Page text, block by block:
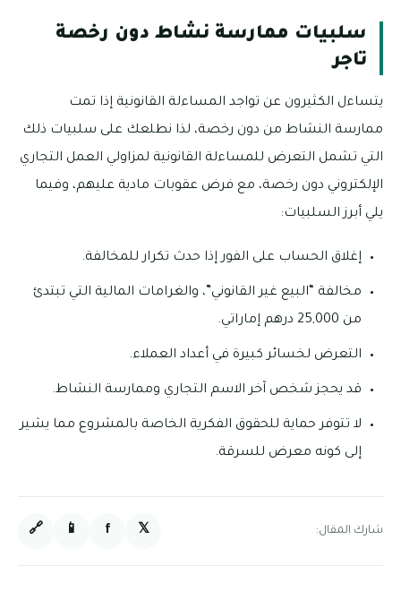
سلبيات ممارسة نشاط دون رخصة
تاجر
يتساءل الكثيرون عن تواجد المساءلة القانونية إذا تمت
ممارسة النشاط من دون رخصة، لذا نطلعك على سلبيات ذلك
التي تشمل التعرض للمساءلة القانونية لمزاولي العمل التجاري
الإلكتروني دون رخصة، مع فرض عقوبات مادية عليهم، وفيما
يلي أبرز السلبيات:
إغلاق الحساب على الفور إذا حدث تكرار للمخالفة.
مخالفة “البيع غير القانوني”، والغرامات المالية التي تبتدئ
من 25,000 درهم إماراتي.
التعرض لخسائر كبيرة في أعداد العملاء.
قد يحجز شخص آخر الاسم التجاري وممارسة النشاط.
لا تتوفر حماية للحقوق الفكرية الخاصة بالمشروع مما يشير
إلى كونه معرض للسرقة.
شارك المقال: 𝕏
f
📱
🔗